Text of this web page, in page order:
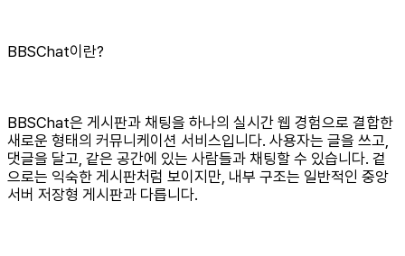
BBSChat이란?
BBSChat은 게시판과 채팅을 하나의 실시간 웹 경험으로 결합한
새로운 형태의 커뮤니케이션 서비스입니다. 사용자는 글을 쓰고,
댓글을 달고, 같은 공간에 있는 사람들과 채팅할 수 있습니다. 겉
으로는 익숙한 게시판처럼 보이지만, 내부 구조는 일반적인 중앙
서버 저장형 게시판과 다릅니다.